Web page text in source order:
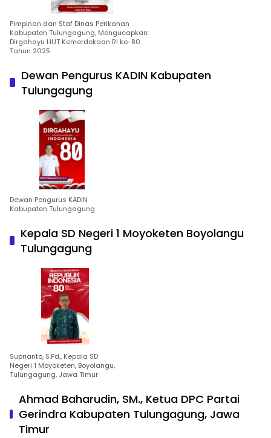
Pimpinan dan Staf Dinas Perikanan
Kabupaten Tulungagung, Mengucapkan:
Dirgahayu HUT Kemerdekaan RI ke-80
Tahun 2025
Dewan Pengurus KADIN Kabupaten
Tulungagung
Dewan Pengurus KADIN
Kabupaten Tulungagung
Kepala SD Negeri 1 Moyoketen Boyolangu
Tulungagung
Suprianto, S.Pd., Kepala SD
Negeri 1 Moyoketen, Boyolangu,
Tulungagung, Jawa Timur
Ahmad Baharudin, SM., Ketua DPC Partai
Gerindra Kabupaten Tulungagung, Jawa
Timur